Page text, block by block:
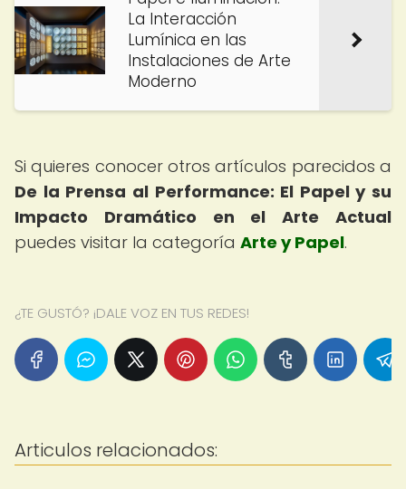
La Interacción
Lumínica en las
Instalaciones de Arte
Moderno
Si quieres conocer otros artículos parecidos a
De la Prensa al Performance: El Papel y su
Impacto Dramático en el Arte Actual
puedes visitar la categoría Arte y Papel.
¿TE GUSTÓ? ¡DALE VOZ EN TUS REDES!
Articulos relacionados: